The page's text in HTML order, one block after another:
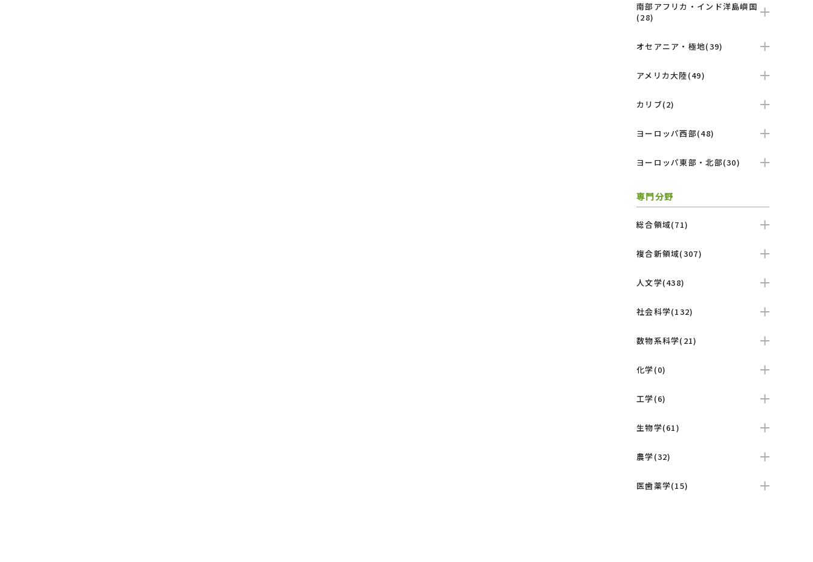
南部アフリカ・インド洋島嶼国
(28)
オセアニア・極地(39)
アメリカ大陸(49)
カリブ(2)
ヨーロッパ西部(48)
ヨーロッパ東部・北部(30)
専門分野
総合領域(71)
複合新領域(307)
人文学(438)
社会科学(132)
数物系科学(21)
化学(0)
工学(6)
生物学(61)
農学(32)
医歯薬学(15)